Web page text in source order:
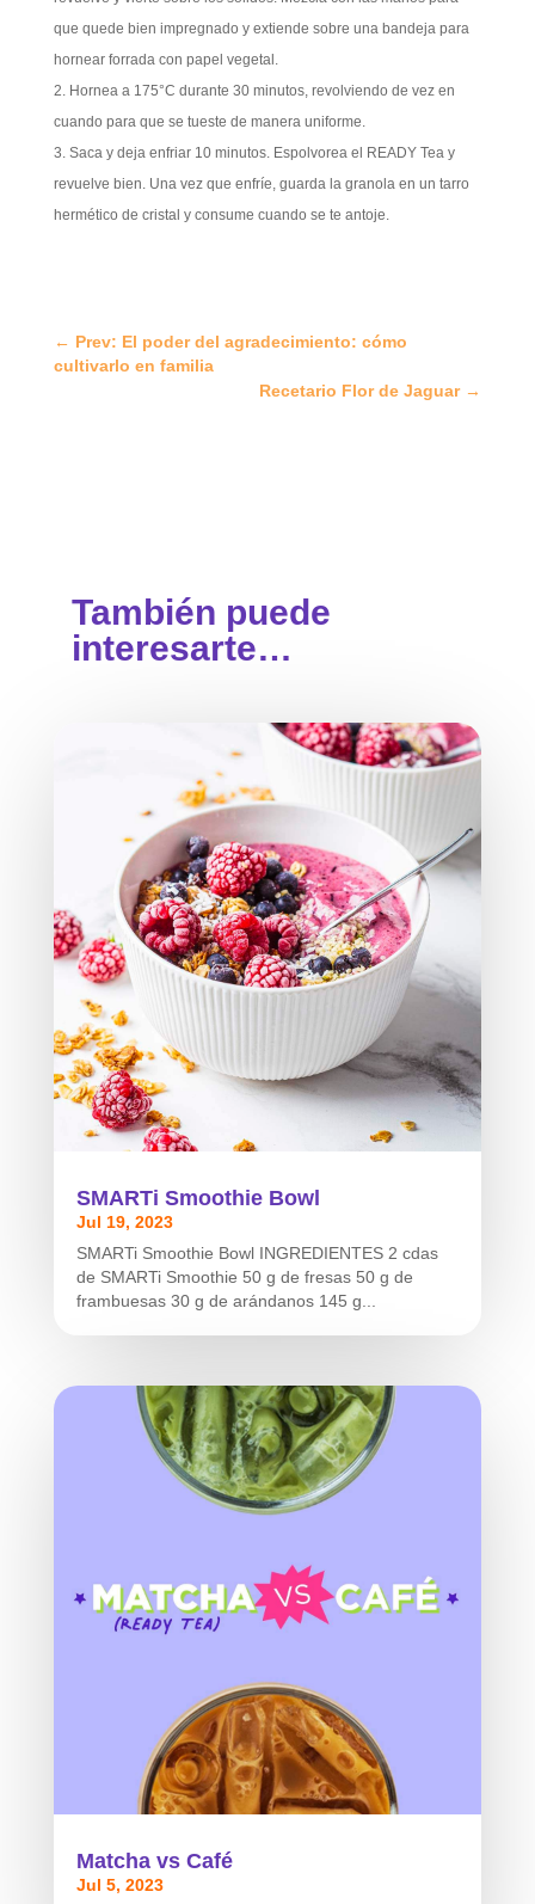
que quede bien impregnado y extiende sobre una bandeja para
hornear forrada con papel vegetal.
Hornea a 175°C durante 30 minutos, revolviendo de vez en
cuando para que se tueste de manera uniforme.
Saca y deja enfriar 10 minutos. Espolvorea el READY Tea y
revuelve bien. Una vez que enfríe, guarda la granola en un tarro
hermético de cristal y consume cuando se te antoje.
← Prev: El poder del agradecimiento: cómo
cultivarlo en familia
Recetario Flor de Jaguar→
También puede
interesarte…
SMARTi Smoothie Bowl
Jul 19, 2023
SMARTi Smoothie Bowl INGREDIENTES 2 cdas
de SMARTi Smoothie 50 g de fresas 50 g de
frambuesas 30 g de arándanos 145 g...
Matcha vs Café
Jul 5, 2023